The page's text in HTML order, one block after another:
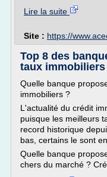
Lire la suite
Site : https://
Top 8 des
taux immobiliers
Quelle banque
immobiliers ?
L'actualité du crédit
puisque les meilleurs
record historique
bas, certains le sont
Quelle banque
chers du marché ?